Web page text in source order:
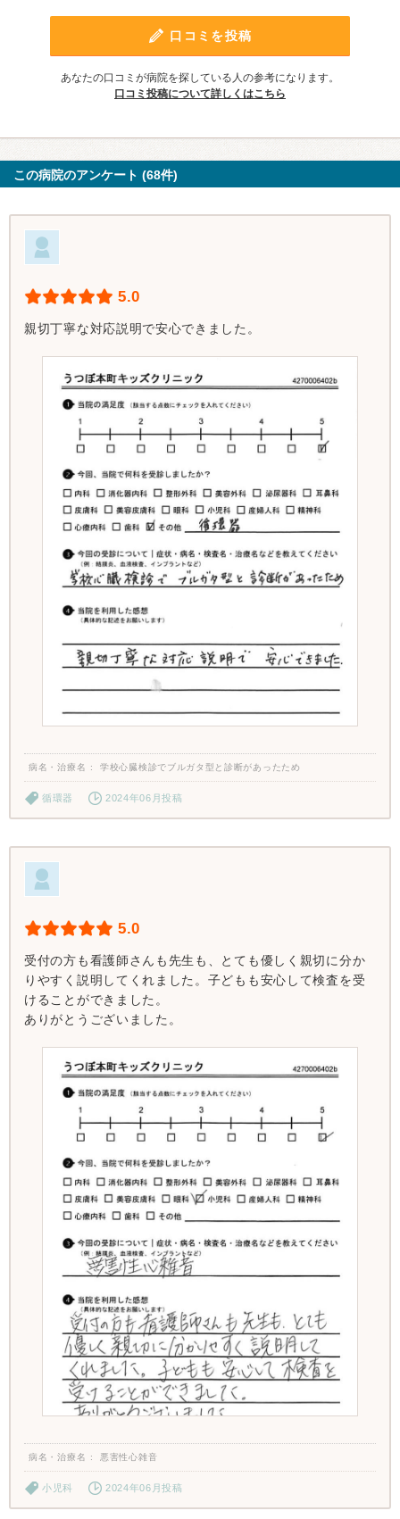
口コミを投稿
あなたの口コミが病院を探している人の参考になります。
口コミ投稿について詳しくはこちら
この病院のアンケート (68件)
5.0
親切丁寧な対応説明で安心できました。
病名・治療名 学校心臓検診でブルガタ型と診断があったため
循環器 2024年06月投稿
5.0
受付の方も看護師さんも先生も、とても優しく親切に分か
りやすく説明してくれました。子どもも安心して検査を受
けることができました。
ありがとうございました。
病名・治療名 悪害性心雑音
小児科 2024年06月投稿